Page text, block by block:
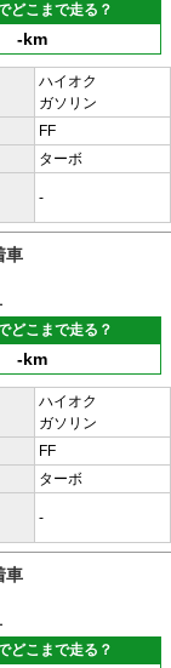
どこまで走る？
-km
ハイオク
ガソリン
FF
ターボ
-
車
どこまで走る？
-km
ハイオク
ガソリン
FF
ターボ
-
車
どこまで走る？